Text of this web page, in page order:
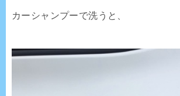
カーシャンプーで洗うと、